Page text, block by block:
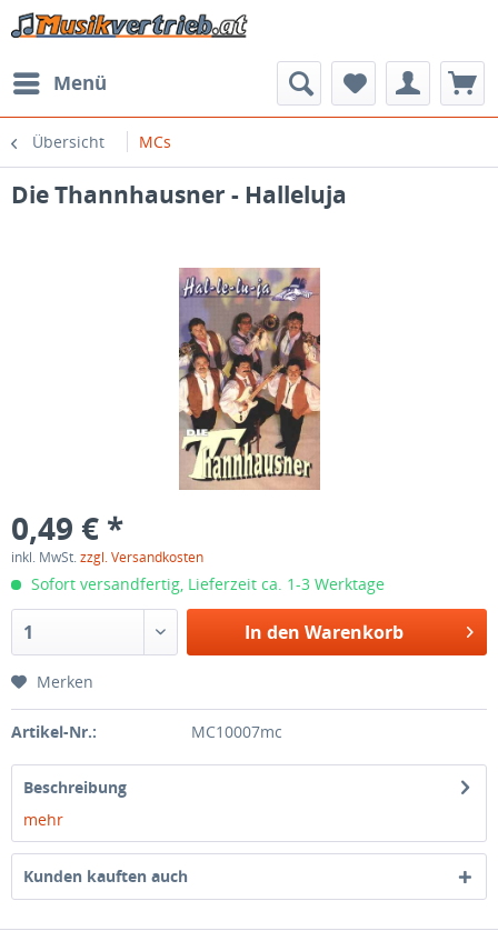
Menü
Übersicht MCs
Die Thannhausner - Halleluja
0,49 € *
inkl. MwSt.zzgl. Versandkosten
Sofort versandfertig, Lieferzeit ca. 1-3 Werktage
In den Warenkorb
Merken
Artikel-Nr.: MC10007mc
Beschreibung
mehr
Kunden kauften auch